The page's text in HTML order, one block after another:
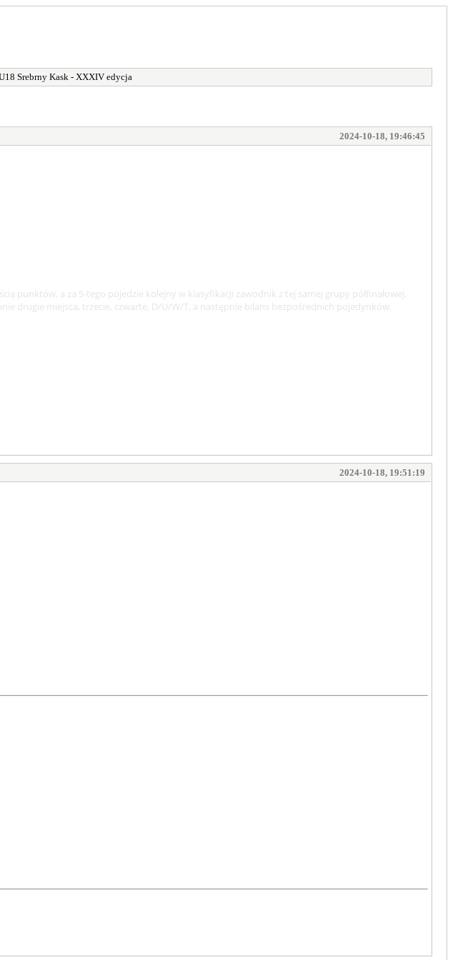
Srebrny Kask - XXXIV edycja
2024-10-18, 19:46:45
punktów, a za 5-tego pojedzie kolejny w klasyfikacji zawodnik z tej samej grupy półfinałowej.
drugie miejsca, trzecie, czwarte, D/U/W/T, a następnie bilans bezpośrednich pojedynków.
2024-10-18, 19:51:19